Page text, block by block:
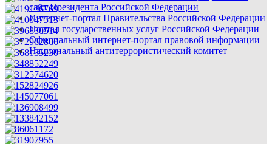
сайт Президента Российской Федерации
Интернет-портал Правительства Российской Федерации
Портал государственных услуг Российской Федерации
Официальный интернет-портал правовой информации
Национальный антитеррористический комитет